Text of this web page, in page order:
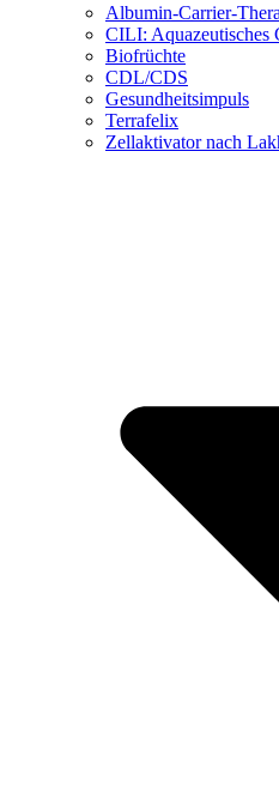
Albumin-Carrier-
CILI: Aquazeutisches
Biofrüchte
CDL/CDS
Gesundheitsimpuls
Terrafelix
Zellaktivator nach